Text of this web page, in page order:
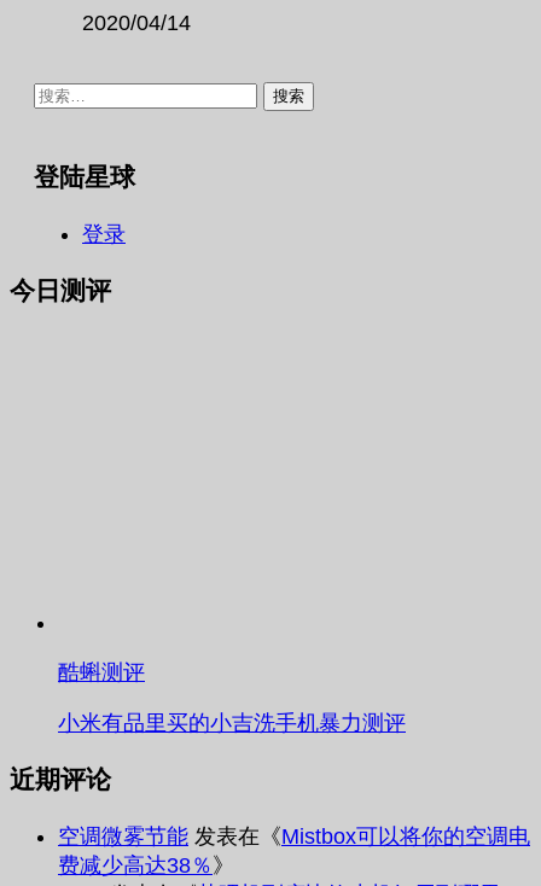
2020/04/14
搜
登陆星球
登录
今日测评
酷蝌测评
小米有品里买的小吉洗手机暴力测评
近期评论
空调微雾节能 发表在《Mistbox可以将你的空调电
费减少高达38％ 》